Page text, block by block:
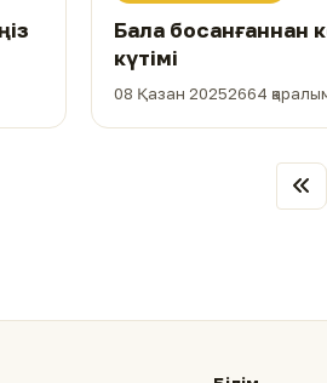
Бала босанғаннан
күтімі
08 Қазан 20252664